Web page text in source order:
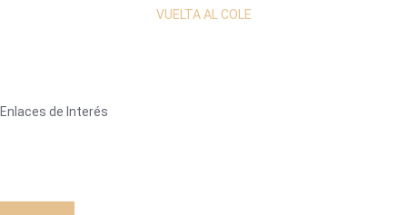
VUELTA AL COLE
Enlaces de Interés